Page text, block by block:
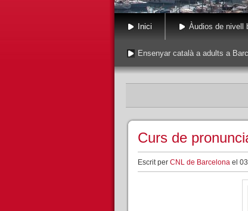
Inici Àudios de nivell
Ensenyar català a adults a
Curs de
Escrit per CNL de Barcelona el